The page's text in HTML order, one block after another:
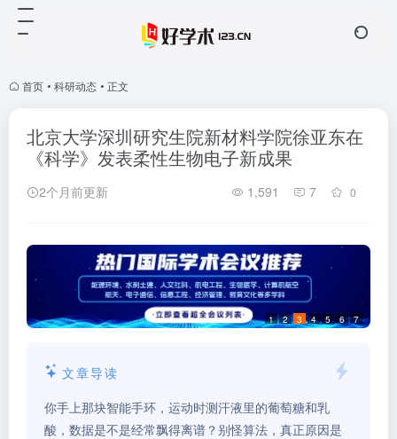
首页 • 科研动态 • 正文
北京大学深圳研究生院新材料学院徐亚东在
《科学》发表柔性生物电子新成果
2个月前更新 1,591 7 0
1 2 3 4 5 6 7
文章导读
你手上那块智能手环，运动时测汗液里的葡萄糖和乳
酸，数据是不是经常飘得离谱？别怪算法，真正原因是